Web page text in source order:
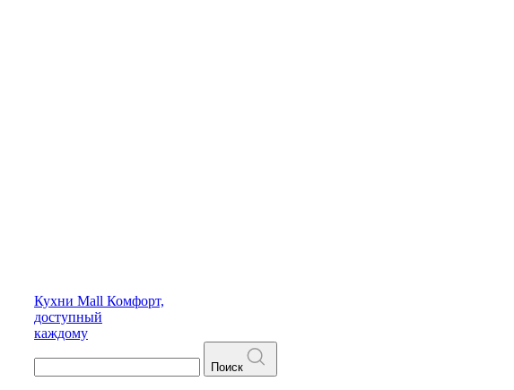
Кухни Mall Комфорт,
доступный
каждому
Поиск